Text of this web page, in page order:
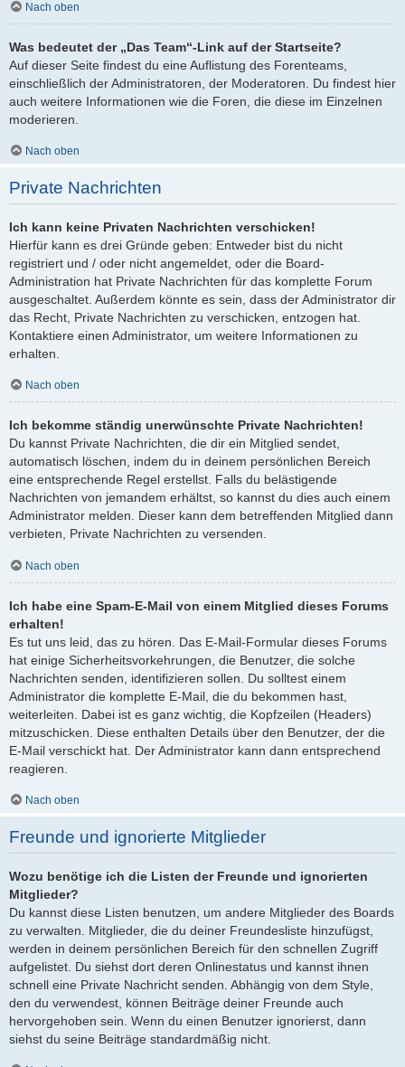
Nach oben
Was bedeutet der „Das Team“-Link auf der Startseite?
Auf dieser Seite findest du eine Auflistung des Forenteams,
einschließlich der Administratoren, der Moderatoren. Du findest hier
auch weitere Informationen wie die Foren, die diese im Einzelnen
moderieren.
Nach oben
Private Nachrichten
Ich kann keine Privaten Nachrichten verschicken!
Hierfür kann es drei Gründe geben: Entweder bist du nicht
registriert und / oder nicht angemeldet, oder die Board-
Administration hat Private Nachrichten für das komplette Forum
ausgeschaltet. Außerdem könnte es sein, dass der Administrator dir
das Recht, Private Nachrichten zu verschicken, entzogen hat.
Kontaktiere einen Administrator, um weitere Informationen zu
erhalten.
Nach oben
Ich bekomme ständig unerwünschte Private Nachrichten!
Du kannst Private Nachrichten, die dir ein Mitglied sendet,
automatisch löschen, indem du in deinem persönlichen Bereich
eine entsprechende Regel erstellst. Falls du belästigende
Nachrichten von jemandem erhältst, so kannst du dies auch einem
Administrator melden. Dieser kann dem betreffenden Mitglied dann
verbieten, Private Nachrichten zu versenden.
Nach oben
Ich habe eine Spam-E-Mail von einem Mitglied dieses Forums
erhalten!
Es tut uns leid, das zu hören. Das E-Mail-Formular dieses Forums
hat einige Sicherheitsvorkehrungen, die Benutzer, die solche
Nachrichten senden, identifizieren sollen. Du solltest einem
Administrator die komplette E-Mail, die du bekommen hast,
weiterleiten. Dabei ist es ganz wichtig, die Kopfzeilen (Headers)
mitzuschicken. Diese enthalten Details über den Benutzer, der die
E-Mail verschickt hat. Der Administrator kann dann entsprechend
reagieren.
Nach oben
Freunde und ignorierte Mitglieder
Wozu benötige ich die Listen der Freunde und ignorierten
Mitglieder?
Du kannst diese Listen benutzen, um andere Mitglieder des Boards
zu verwalten. Mitglieder, die du deiner Freundesliste hinzufügst,
werden in deinem persönlichen Bereich für den schnellen Zugriff
aufgelistet. Du siehst dort deren Onlinestatus und kannst ihnen
schnell eine Private Nachricht senden. Abhängig von dem Style,
den du verwendest, können Beiträge deiner Freunde auch
hervorgehoben sein. Wenn du einen Benutzer ignorierst, dann
siehst du seine Beiträge standardmäßig nicht.